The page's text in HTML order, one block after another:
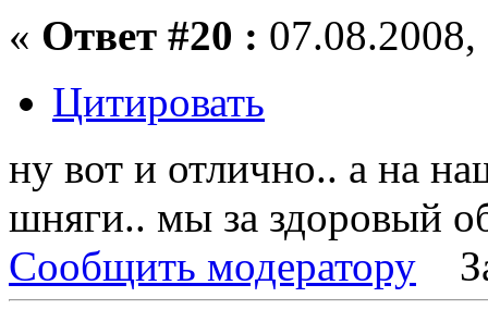
« Ответ #20 :
Цитировать
ну вот и отлично.. а на
шняги.. мы за здоровый
Сообщить модератору